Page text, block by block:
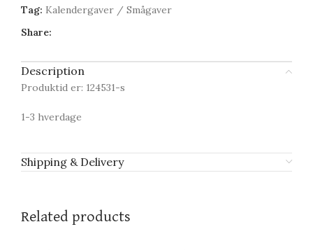
Tag: Kalendergaver / Smågaver
Share:
Description
Produktid er: 124531-s
1-3 hverdage
Shipping & Delivery
Related products